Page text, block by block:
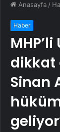
Anasayfa /
Haber
dikkat
Sinan